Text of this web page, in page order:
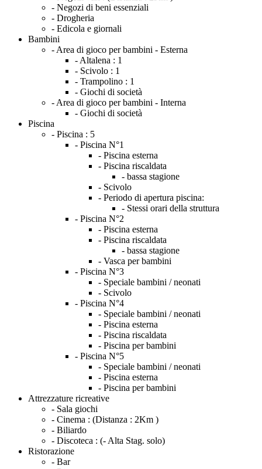
- Negozi di beni essenziali
- Drogheria
- Edicola e giornali
Bambini
- Area di gioco per bambini - Esterna
- Altalena : 1
- Scivolo : 1
- Trampolino : 1
- Giochi di società
- Area di gioco per bambini - Interna
- Giochi di società
Piscina
- Piscina : 5
- Piscina N°1
- Piscina esterna
- Piscina riscaldata
- bassa stagione
- Scivolo
- Periodo di apertura piscina:
- Stessi orari della struttura
- Piscina N°2
- Piscina esterna
- Piscina riscaldata
- bassa stagione
- Vasca per bambini
- Piscina N°3
- Speciale bambini / neonati
- Scivolo
- Piscina N°4
- Speciale bambini / neonati
- Piscina esterna
- Piscina riscaldata
- Piscina per bambini
- Piscina N°5
- Speciale bambini / neonati
- Piscina esterna
- Piscina per bambini
Attrezzature ricreative
- Sala giochi
- Cinema : (Distanza : 2Km )
- Biliardo
- Discoteca : (- Alta Stag. solo)
Ristorazione
- Bar